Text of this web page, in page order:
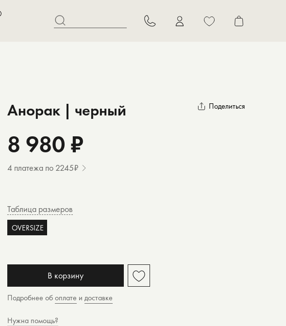
Поделиться
Анорак | черный
8 980 ₽
4 платежа по 2245₽
Таблица размеров
OVERSIZE
В корзину
Подробнее обоплате и доставке
Нужна помощь?
В корзину